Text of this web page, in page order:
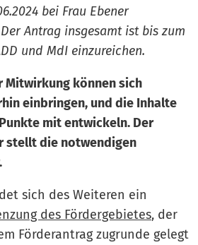
bei Frau Ebener
Antrag insgesamt ist bis zum
und MdI einzureichen.
Mitwirkung können sich
einbringen, und die Inhalte
mit entwickeln. Der
stellt die notwendigen
sich des Weiteren ein
des Fördergebietes, der
Förderantrag zugrunde gelegt